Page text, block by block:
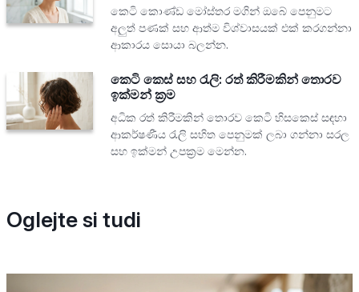
කෙටි කොණ්ඩ මෝස්තර මගින් ඔබේ පෙනුමට
අලුත් පණක් සහ ආත්ම විශ්වාසයක් එක් කරගන්නා
ආකාරය සොයා බලන්න.
කෙටි කෙස් සහ රැලි: රත් කිරීමකින් තොරව
ඉක්මන් ක්‍රම
අධික රත් කිරීමකින් තොරව කෙටි හිසකෙස් සඳහා
ආකර්ෂණීය රැලි සහිත පෙනුමක් ලබා ගන්නා සරල
සහ ඉක්මන් උපක්‍රම මෙන්න.
Oglejte si tudi